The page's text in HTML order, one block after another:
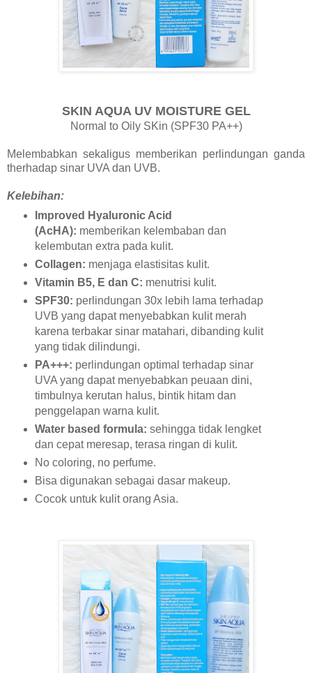
SKIN AQUA UV MOISTURE GEL
Normal to Oily SKin (SPF30 PA++)
Melembabkan sekaligus memberikan perlindungan ganda
therhadap sinar UVA dan UVB.
Kelebihan:
Improved Hyaluronic Acid
(AcHA): memberikan kelembaban dan
kelembutan extra pada kulit.
Collagen: menjaga elastisitas kulit.
Vitamin B5, E dan C: menutrisi kulit.
SPF30: perlindungan 30x lebih lama terhadap
UVB yang dapat menyebabkan kulit merah
karena terbakar sinar matahari, dibanding kulit
yang tidak dilindungi.
PA+++: perlindungan optimal terhadap sinar
UVA yang dapat menyebabkan peuaan dini,
timbulnya kerutan halus, bintik hitam dan
penggelapan warna kulit.
Water based formula: sehingga tidak lengket
dan cepat meresap, terasa ringan di kulit.
No coloring, no perfume.
Bisa digunakan sebagai dasar makeup.
Cocok untuk kulit orang Asia.